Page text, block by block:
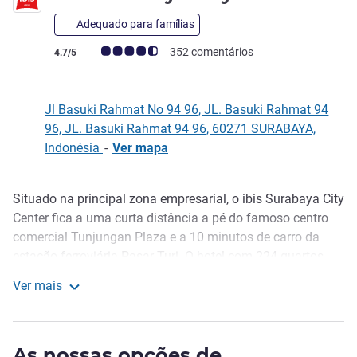
Adequado para famílias
Nota clientes Avis (Classificação ALL)
4.7/5 352 comentários
Jl Basuki Rahmat No 94 96, JL. Basuki Rahmat 94
96, JL. Basuki Rahmat 94 96, 60271 SURABAYA,
Indonésia - Ver mapa
Descrição
Situado na principal zona empresarial, o ibis Surabaya City
Center fica a uma curta distância a pé do famoso centro
comercial Tunjungan Plaza e a 10 minutos de carro da
4 salas de reuniões modernas com alta tecnologia, bar no
Surabaya is well known as the city of heroes. Many
Ver mais